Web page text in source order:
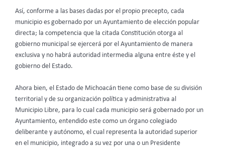
Así, conforme a las bases dadas por el propio precepto, cada
municipio es gobernado por un Ayuntamiento de elección popular
directa; la competencia que la citada Constitución otorga al
gobierno municipal se ejercerá por el Ayuntamiento de manera
exclusiva y no habrá autoridad intermedia alguna entre éste y el
gobierno del Estado.
Ahora bien, el Estado de Michoacán tiene como base de su división
territorial y de su organización política y administrativa al
Municipio Libre, para lo cual cada municipio será gobernado por un
Ayuntamiento, entendido este como un órgano colegiado
deliberante y autónomo, el cual representa la autoridad superior
en el municipio, integrado a su vez por una o un Presidente